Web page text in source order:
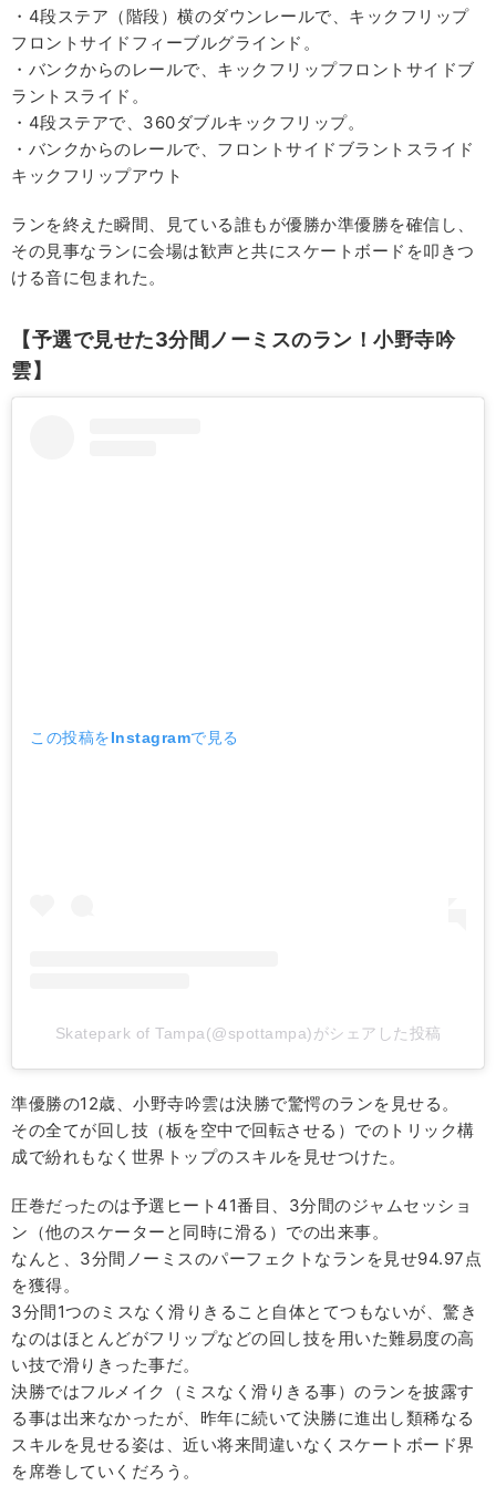
・4段ステア（階段）横のダウンレールで、キックフリップ
フロントサイドフィーブルグラインド。
・バンクからのレールで、キックフリップフロントサイドブ
ラントスライド。
・4段ステアで、360ダブルキックフリップ。
・バンクからのレールで、フロントサイドブラントスライド
キックフリップアウト
ランを終えた瞬間、見ている誰もが優勝か準優勝を確信し、
その見事なランに会場は歓声と共にスケートボードを叩きつ
ける音に包まれた。
【予選で見せた3分間ノーミスのラン！小野寺吟
雲】
この投稿をInstagramで見る
Skatepark of Tampa(@spottampa)がシェアした投稿
準優勝の12歳、小野寺吟雲は決勝で驚愕のランを見せる。
その全てが回し技（板を空中で回転させる）でのトリック構
成で紛れもなく世界トップのスキルを見せつけた。
圧巻だったのは予選ヒート41番目、3分間のジャムセッショ
ン（他のスケーターと同時に滑る）での出来事。
なんと、3分間ノーミスのパーフェクトなランを見せ94.97点
を獲得。
3分間1つのミスなく滑りきること自体とてつもないが、驚き
なのはほとんどがフリップなどの回し技を用いた難易度の高
い技で滑りきった事だ。
決勝ではフルメイク（ミスなく滑りきる事）のランを披露す
る事は出来なかったが、昨年に続いて決勝に進出し類稀なる
スキルを見せる姿は、近い将来間違いなくスケートボード界
を席巻していくだろう。